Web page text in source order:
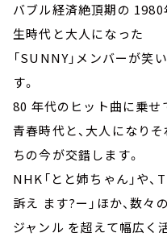
バブル経済絶頂期の 1980
生時代と大人になった
「SUNNY」メンバーが笑
す。
80 年代のヒット曲に乗せ
青春時代と、大人になり
ちの今が交錯します。
NHK「とと姉ちゃん」や
訴え ます?ー」ほか、数々
ジャンル を超えて幅広く